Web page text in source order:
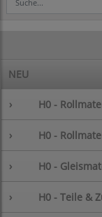
NEU
› H0 -
› H0 -
› H0 -
› H0 - Teile &